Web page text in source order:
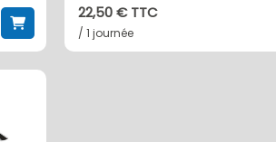
22,50 € TTC
/ 1 journée